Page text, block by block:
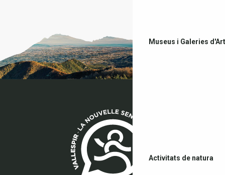
Museus i Galeries d'Art
Activitats de natura